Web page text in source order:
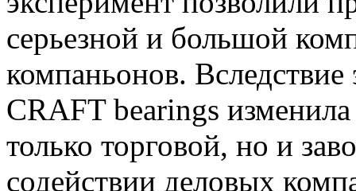
серьезной и большой
компаньонов. Вследствие
CRAFT bearings изменила
только торговой, но и
содействии деловых